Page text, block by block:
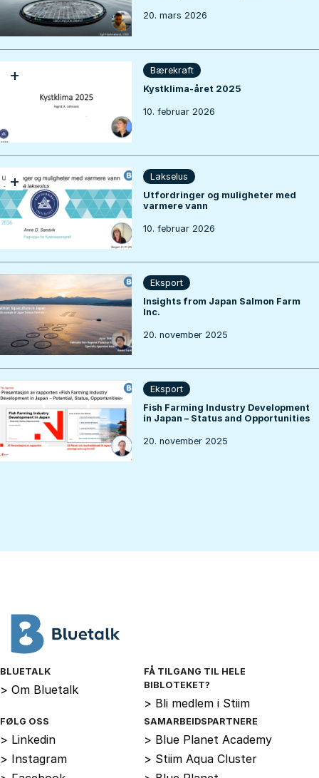
20. mars 2026
+
Bærekraft
Kystklima-året 2025
10. februar 2026
+
Lakselus
Utfordringer og muligheter med
varmere vann
10. februar 2026
Eksport
Insights from Japan Salmon Farm
Inc.
20. november 2025
Eksport
Fish Farming Industry Development
in Japan – Status and Opportunities
20. november 2025
BLUETALK
> Om Bluetalk
FÅ TILGANG TIL HELE
BIBLOTEKET?
> Bli medlem i Stiim
FØLG OSS
> Linkedin
> Instagram
SAMARBEIDSPARTNERE
> Blue Planet Academy
> Stiim Aqua Cluster